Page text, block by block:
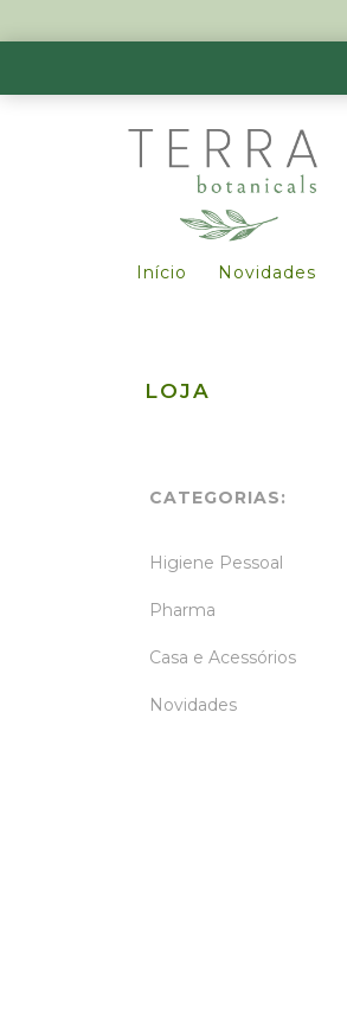
Início Novidades
LOJA
CATEGORIAS:
Higiene Pessoal
Pharma
Casa e Acessórios
Novidades